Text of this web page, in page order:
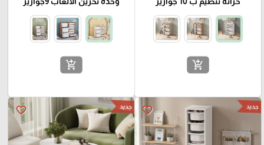
add_shopping_cart
add_shopping_cart
favorite_border جديد favorite_border جديد